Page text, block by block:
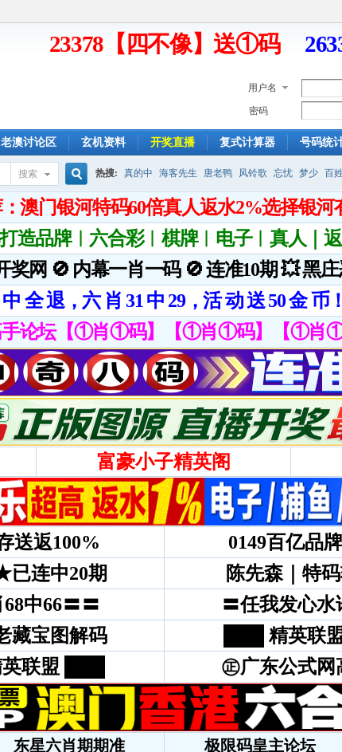
23378【四不像】送①码
用户名
密码
老澳讨论区 玄机资料 开奖直播 复式计算器 号码统
搜索
搜
索
热搜: 真的中 海客先生 唐老鸭 风铃歌 忘忧 梦少 百